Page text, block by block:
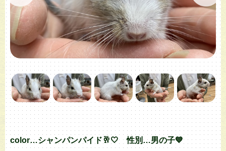
color…シャンパンパイド🥂🤍 性別…男の子💙